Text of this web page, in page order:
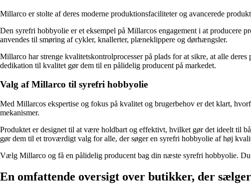
Millarco er stolte af deres moderne produktionsfaciliteter og avancerede
Den syrefri hobbyolie er et eksempel på Millarcos engagement i at
anvendes til smøring af cykler, knallerter, plæneklippere og dørhængsler.
Millarco har strenge kvalitetskontrolprocesser på plads for at sikre, at alle
dedikation til kvalitet gør dem til en pålidelig producent på markedet.
Valg af Millarco til syrefri hobbyolie
Med Millarcos ekspertise og fokus på kvalitet og brugerbehov er det klart,
mekanismer.
Produktet er designet til at være holdbart og effektivt, hvilket gør det ideelt til
gør dem til et troværdigt valg for alle, der søger en syrefri hobbyolie af høj
Vælg Millarco og få en pålidelig producent bag din næste syrefri hobbyolie.
En omfattende oversigt over butikker, der